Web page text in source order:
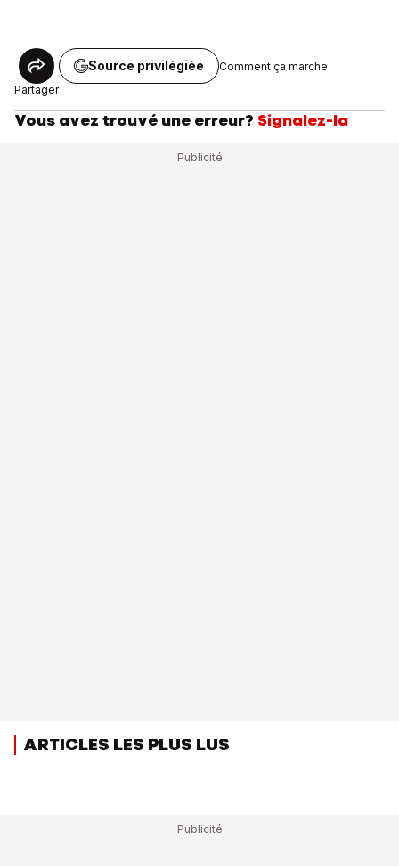
Partager
Source privilégiée Comment ça marche
Vous avez trouvé une erreur? Signalez-la
ARTICLES LES PLUS LUS